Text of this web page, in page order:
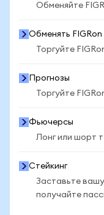
Обменяйте
Обменять FIGRon
Торгуйте
Прогнозы
Торгуйте
Фьючерсы
Лонг или шорт
Стейкинг
Заставьте
получайте